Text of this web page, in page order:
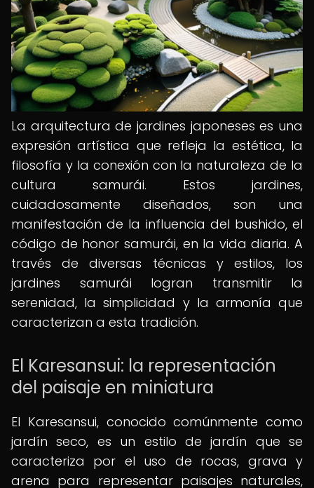
La arquitectura de jardines japoneses es una
expresión artística que refleja la estética, la
filosofía y la conexión con la naturaleza de la
cultura samurái. Estos jardines,
cuidadosamente diseñados, son una
manifestación de la influencia del bushido, el
código de honor samurái, en la vida diaria. A
través de diversas técnicas y estilos, los
jardines samurái logran transmitir la
serenidad, la simplicidad y la armonía que
caracterizan a esta tradición.
El Karesansui: la representación
del paisaje en miniatura
El Karesansui, conocido comúnmente como
jardín seco, es un estilo de jardín que se
caracteriza por el uso de rocas, grava y
arena para representar paisajes naturales,